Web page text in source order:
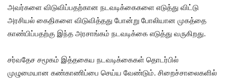
அவர்களை விடுவிப்பதற்கான நடவடிக்கைகளை எடுத்து விட்டு
அரசியல் கைதிகளை விடுவித்தது போன்று போலியான முகத்தை
காண்பிப்பதற்கு இந்த அரசாங்கம் நடவடிக்கை எடுத்து வருகிறது.
சர்வதேச சமூகம் இத்தகைய நடவடிக்கைகள் தொடர்பில்
முழுமையான கண்காணிப்பை செய்ய வேண்டும். சிறைச்சாலைகளில்